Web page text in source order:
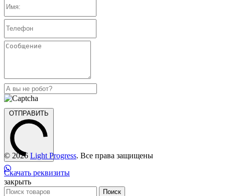
ОТПРАВИТЬ
© 2026 Light Progress. Все права защищены
Скачать реквизиты
закрыть
Поиск